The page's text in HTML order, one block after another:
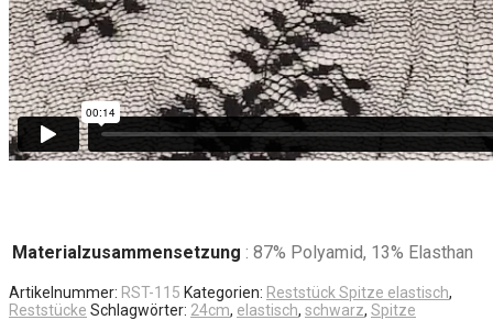
Materialzusammensetzung : 87% Polyamid, 13% Elasthan
Artikelnummer: RST-115 Kategorien: Reststück Spitze elastisch,
Reststücke Schlagwörter: 24cm, elastisch, schwarz, Spitze